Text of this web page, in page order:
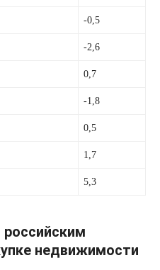
-0,5
-2,6
0,7
-1,8
0,5
1,7
5,3
недвижимости